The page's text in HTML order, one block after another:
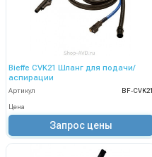
Bieffe CVK21 Шланг для подачи/
аспирации
Артикул BF-CVK21
Цена
Запрос цены